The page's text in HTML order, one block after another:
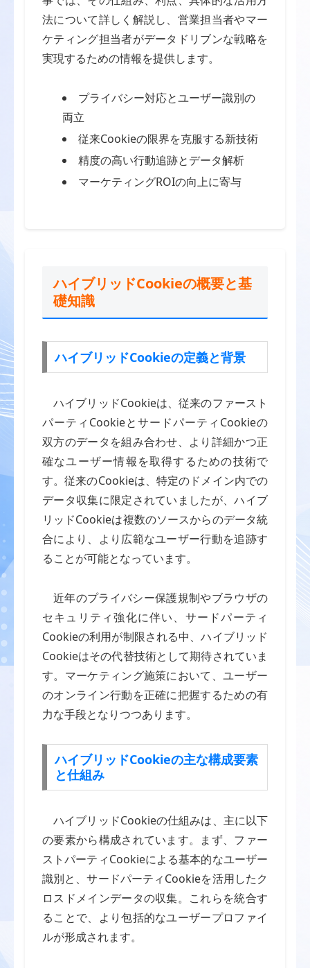
法について詳しく解説し、営業担当者やマー
ケティング担当者がデータドリブンな戦略を
実現するための情報を提供します。
プライバシー対応とユーザー識別の
両立
従来Cookieの限界を克服する新技術
精度の高い行動追跡とデータ解析
マーケティングROIの向上に寄与
ハイブリッドCookieの概要と基
礎知識
ハイブリッドCookieの定義と背景
ハイブリッドCookieは、従来のファースト
パーティCookieとサードパーティCookieの
双方のデータを組み合わせ、より詳細かつ正
確なユーザー情報を取得するための技術で
す。従来のCookieは、特定のドメイン内での
データ収集に限定されていましたが、ハイブ
リッドCookieは複数のソースからのデータ統
合により、より広範なユーザー行動を追跡す
ることが可能となっています。
近年のプライバシー保護規制やブラウザの
セキュリティ強化に伴い、サードパーティ
Cookieの利用が制限される中、ハイブリッド
Cookieはその代替技術として期待されていま
す。マーケティング施策において、ユーザー
のオンライン行動を正確に把握するための有
力な手段となりつつあります。
ハイブリッドCookieの主な構成要素
と仕組み
ハイブリッドCookieの仕組みは、主に以下
の要素から構成されています。まず、ファー
ストパーティCookieによる基本的なユーザー
識別と、サードパーティCookieを活用したク
ロスドメインデータの収集。これらを統合す
ることで、より包括的なユーザープロファイ
ルが形成されます。